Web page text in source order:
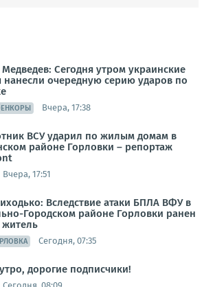
Медведев: Сегодня утром украинские
нанесли очередную серию ударов по
Вчера, 17:38
ВСУ ударил по жилым домам в
районе Горловки – репортаж
Вчера, 17:51
Вследствие атаки БПЛА ВФУ в
Городском районе Горловки ранен
Сегодня, 07:35
дорогие подписчики!